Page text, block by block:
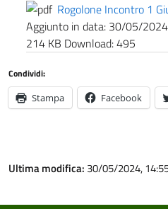
Rogolone Incontro 1
Aggiunto in data: 30/05/
214 KB Download:495
Condividi:
Stampa Facebook
Ultima modifica: 30/05/2024,